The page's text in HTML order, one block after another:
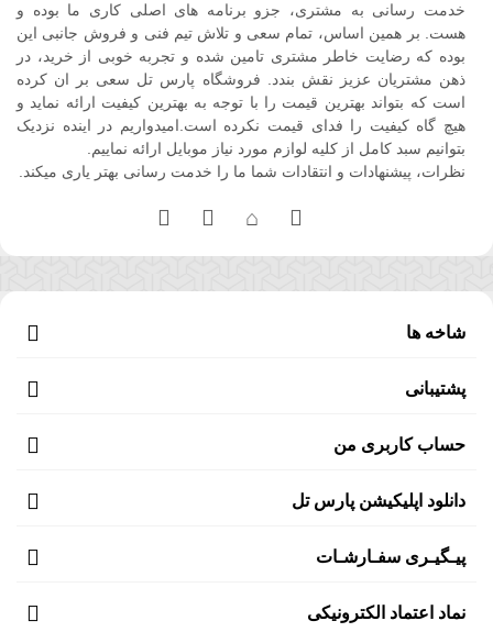
خدمت رسانی به مشتری، جزو برنامه های اصلی کاری ما بوده و
هست. بر همین اساس، تمام سعی و تلاش تیم فنی و فروش جانبی این
بوده که رضایت خاطر مشتری تامین شده و تجربه خوبی از خرید، در
ذهن مشتریان عزیز نقش بندد. فروشگاه پارس تل سعی بر ان کرده
است که بتواند بهترین قیمت را با توجه به بهترین کیفیت ارائه نماید و
هیچ گاه کیفیت را فدای قیمت نکرده است.امیدواریم در اینده نزدیک
بتوانیم سبد کامل از کلیه لوازم مورد نیاز موبایل ارائه نماییم.
نظرات، پیشنهادات و انتقادات شما ما را خدمت رسانی بهتر یاری میکند.
شاخه ها
پشتیبانی
حساب کاربری من
دانلود اپلیکیشن پارس تل
پیـگیـری سفـارشـات
نماد اعتماد الکترونیکی